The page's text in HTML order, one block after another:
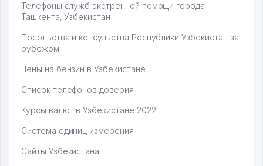
Телефоны служб экстренной помощи города
Ташкента, Узбекистан
Посольства и консульства Республики Узбекистан за
рубежом
Цены на бензин в Узбекистане
Список телефонов доверия
Курсы валют в Узбекистане 2022
Система единиц измерения
Сайты Узбекистана